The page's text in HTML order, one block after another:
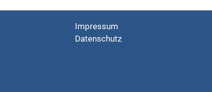
Impressum
Datenschutz